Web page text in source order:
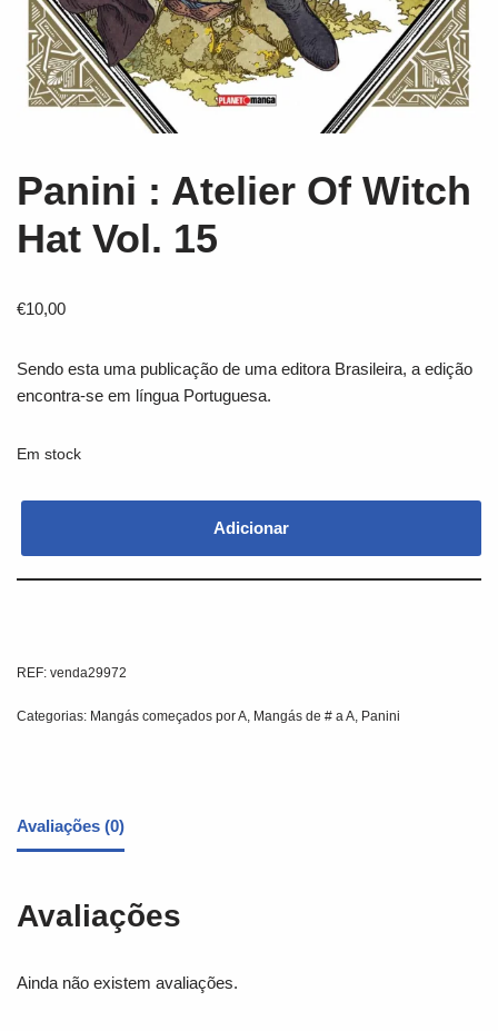
Panini : Atelier Of Witch
Hat Vol. 15
€10,00
Sendo esta uma publicação de uma editora Brasileira, a edição
encontra-se em língua Portuguesa.
Em stock
Adicionar
REF: venda29972
Categorias: Mangás começados por A Mangás de # a A Panini
Avaliações (0)
Avaliações
Ainda não existem avaliações.